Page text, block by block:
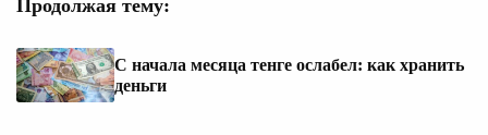
Продолжая тему:
С начала месяца тенге ослабел: как хранить
деньги